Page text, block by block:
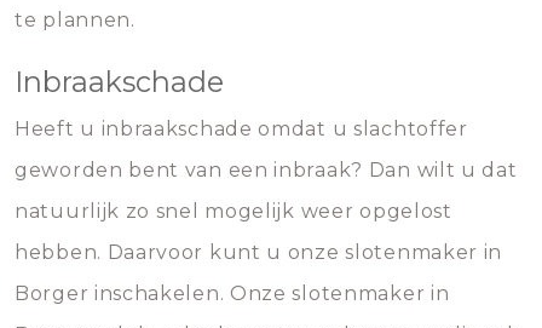
te plannen.
Inbraakschade
Heeft u inbraakschade omdat u slachtoffer
geworden bent van een inbraak? Dan wilt u dat
natuurlijk zo snel mogelijk weer opgelost
hebben. Daarvoor kunt u onze slotenmaker in
Borger inschakelen. Onze slotenmaker in